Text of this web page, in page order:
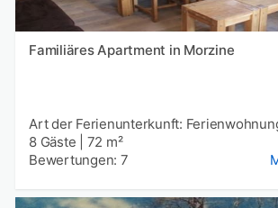
Familiäres Apartment in Morzine
Art der Ferienunterkunft:
8 Gäste
72 m²
Bewertungen: 7